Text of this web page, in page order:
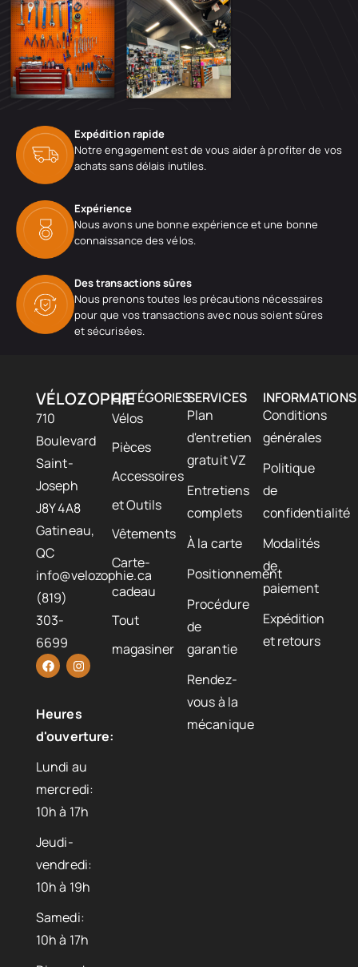
Expédition rapide
Notre engagement est de vous aider à profiter de vos
achats sans délais inutiles.
Expérience
Nous avons une bonne expérience et une bonne
connaissance des vélos.
Des transactions sûres
Nous prenons toutes les précautions nécessaires
pour que vos transactions avec nous soient sûres
et sécurisées.
VÉLOZOPHIE
710
Boulevard
Saint-
Joseph
J8Y 4A8
Gatineau,
QC
info@velozophie.ca
(819)
303-
6699
Heures
d'ouverture:
Lundi au
mercredi:
10h à 17h
Jeudi-
vendredi:
10h à 19h
Samedi:
10h à 17h
CATÉGORIES
Vélos
Pièces
Accessoires
et Outils
Vêtements
Carte-
cadeau
Tout
magasiner
SERVICES
Plan
d'entretien
gratuit VZ
Entretiens
complets
À la carte
Positionnement
Procédure
de
garantie
Rendez-
vous à la
mécanique
INFORMATIONS
Conditions
générales
Politique
de
confidentialité
Modalités
de
paiement
Expédition
et retours